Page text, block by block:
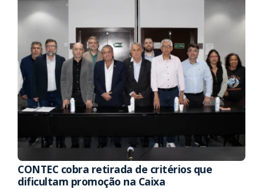
CONTEC cobra retirada de critérios que
dificultam promoção na Caixa